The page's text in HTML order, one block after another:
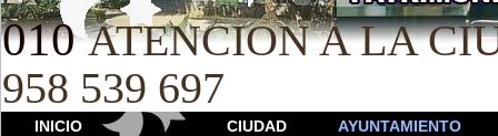
010 ATENCION A LA
958 539 697
INICIO CIUDAD AYUNTAMIENTO